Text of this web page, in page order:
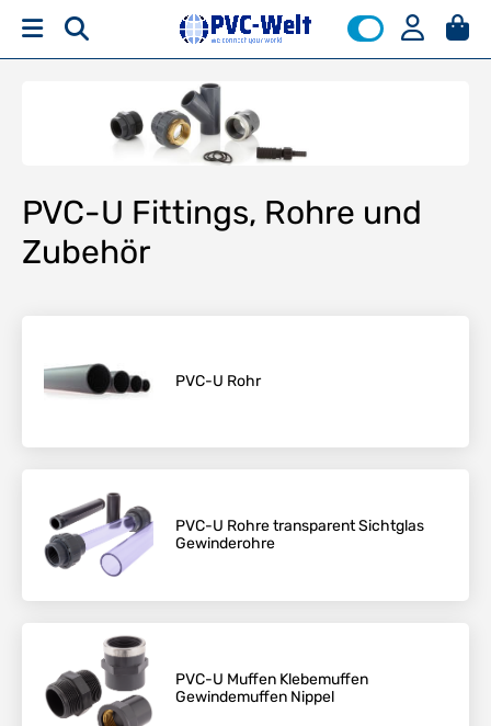
PVC-U Fittings, Rohre und
Zubehör
PVC-U Rohr
PVC-U Rohre transparent Sichtglas
Gewinderohre
PVC-U Muffen Klebemuffen
Gewindemuffen Nippel